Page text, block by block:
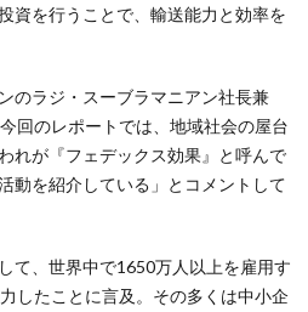
資を行うことで、輸送能力と効率を
のラジ・スーブラマニアン社長兼
回のレポートでは、地域社会の屋台
れが『フェデックス効果』と呼んで
動を紹介している」とコメントして
て、世界中で1650万人以上を雇用す
したことに言及。その多くは中小企